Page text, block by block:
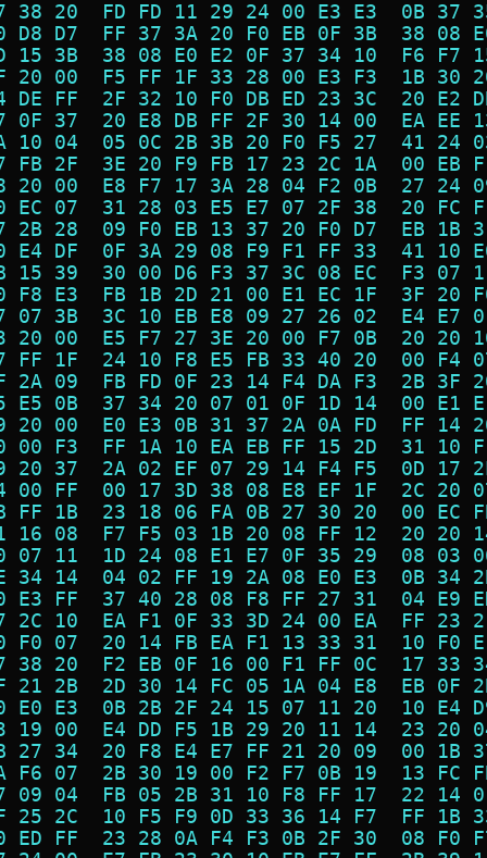
38 20  FD FD 11 29 24 00 E3 E3  0B
D8 D7  FF 37 3A 20 F0 EB 0F 3B  38
15 3B  38 08 E0 E2 0F 37 34 10  F6
20 00  F5 FF 1F 33 28 00 E3 F3  1B
DE FF  2F 32 10 F0 DB ED 23 3C  20
0F 37  20 E8 DB FF 2F 30 14 00  EA
10 04  05 0C 2B 3B 20 F0 F5 27  41
FB 2F  3E 20 F9 FB 17 23 2C 1A  00
20 00  E8 F7 17 3A 28 04 F2 0B  27
EC 07  31 28 03 E5 E7 07 2F 38  20
2B 28  09 F0 EB 13 37 20 F0 D7  EB
E4 DF  0F 3A 29 08 F9 F1 FF 33  41
15 39  30 00 D6 F3 37 3C 08 EC  F3
F8 E3  FB 1B 2D 21 00 E1 EC 1F  3F
07 3B  3C 10 EB E8 09 27 26 02  E4
20 00  E5 F7 27 3E 20 00 F7 0B  20
FF 1F  24 10 F8 E5 FB 33 40 20  00
2A 09  FB FD 0F 23 14 F4 DA F3  2B
E5 0B  37 34 20 07 01 0F 1D 14  00
20 00  E0 E3 0B 31 37 2A 0A FD  FF
00 F3  FF 1A 10 EA EB FF 15 2D  31
20 37  2A 02 EF 07 29 14 F4 F5  0D
00 FF  00 17 3D 38 08 E8 EF 1F  2C
FF 1B  23 18 06 FA 0B 27 30 20  00
16 08  F7 F5 03 1B 20 08 FF 12  20
07 11  1D 24 08 E1 E7 0F 35 29  08
34 14  04 02 FF 19 2A 08 E0 E3  0B
E3 FF  37 40 28 08 F8 FF 27 31  04
2C 10  EA F1 0F 33 3D 24 00 EA  FF
F0 07  20 14 FB EA F1 13 33 31  10
38 20  F2 EB 0F 16 00 F1 FF 0C  17
21 2B  2D 30 14 FC 05 1A 04 E8  EB
E0 E3  0B 2B 2F 24 15 07 11 20  10
19 00  E4 DD F5 1B 29 20 11 14  23
27 34  20 F8 E4 E7 FF 21 20 09  00
F6 07  2B 30 19 00 F2 F7 0B 19  13
09 04  FB 05 2B 31 10 F8 FF 17  22
25 2C  10 F5 F9 0D 33 36 14 F7  FF
ED FF  23 28 0A F4 F3 0B 2F 30  08